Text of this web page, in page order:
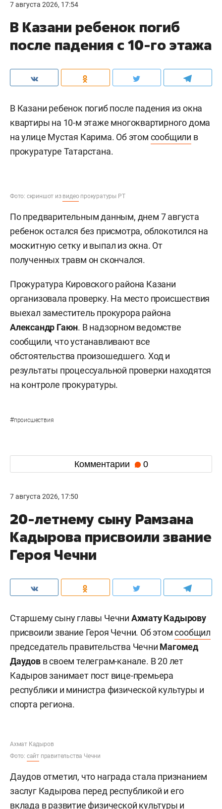
7 августа 2026, 17:54
В Казани ребенок погиб
после падения с 10-го этажа
В Казани ребенок погиб после падения из окна
квартиры на 10-м этаже многоквартирного дома
на улице Мустая Карима. Об этом сообщили в
прокуратуре Татарстана.
Фото: скриншот из видеопрокуратуры РТ
По предварительным данным, днем 7 августа
ребенок остался без присмотра, облокотился на
москитную сетку и выпал из окна. От
полученных травм он скончался.
Прокуратура Кировского района Казани
организовала проверку. На место происшествия
выехал заместитель прокурора района
Александр Гаюн. В надзорном ведомстве
сообщили, что устанавливают все
обстоятельства произошедшего. Ход и
результаты процессуальной проверки находятся
на контроле прокуратуры.
#происшествия
Комментарии 0
7 августа 2026, 17:50
20-летнему сыну Рамзана
Кадырова присвоили звание
Героя Чечни
Старшему сыну главы Чечни Ахмату Кадырову
присвоили звание Героя Чечни. Об этомсообщил
председатель правительства Чечни Магомед
Даудов в своем телеграм-канале. В 20 лет
Кадыров занимает пост вице-премьера
республики и министра физической культуры и
спорта региона.
Ахмат Кадыров
Фото: сайт правительства Чечни
Даудов отметил, что награда стала признанием
заслуг Кадырова перед республикой и его
вклада в развитие физической культуры и